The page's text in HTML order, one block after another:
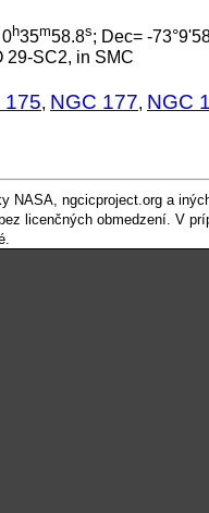
h35m58.8s; Dec= -
29-SC2, in SMC
175, NGC 177, NGC
NASA, ngcicproject.org a
licenčných obmedzení. V